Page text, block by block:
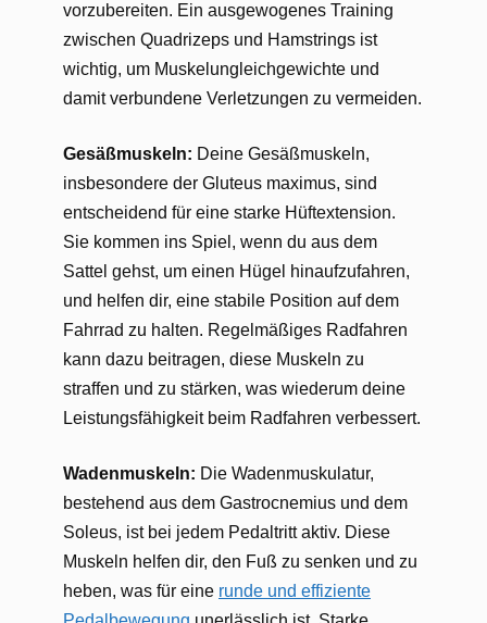
vorzubereiten. Ein ausgewogenes Training
zwischen Quadrizeps und Hamstrings ist
wichtig, um Muskelungleichgewichte und
damit verbundene Verletzungen zu vermeiden.
Gesäßmuskeln: Deine Gesäßmuskeln,
insbesondere der Gluteus maximus, sind
entscheidend für eine starke Hüftextension.
Sie kommen ins Spiel, wenn du aus dem
Sattel gehst, um einen Hügel hinaufzufahren,
und helfen dir, eine stabile Position auf dem
Fahrrad zu halten. Regelmäßiges Radfahren
kann dazu beitragen, diese Muskeln zu
straffen und zu stärken, was wiederum deine
Leistungsfähigkeit beim Radfahren verbessert.
Wadenmuskeln: Die Wadenmuskulatur,
bestehend aus dem Gastrocnemius und dem
Soleus, ist bei jedem Pedaltritt aktiv. Diese
Muskeln helfen dir, den Fuß zu senken und zu
heben, was für eine runde und effiziente